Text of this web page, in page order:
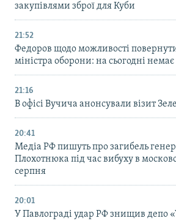
закупівлями зброї для Куби
21:52
Федоров щодо можливості
міністра оборони: на сьогодні немає
21:16
В офісі Вучича анонсували візит
20:41
Медіа РФ пишуть про загибель
Плохотнюка під час вибуху в
серпня
20:01
У Павлограді удар РФ знищив депо